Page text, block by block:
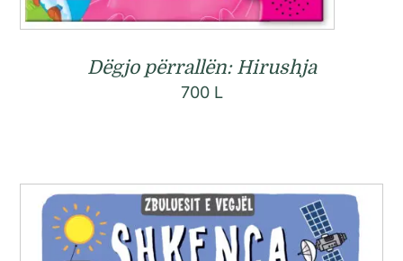
Dëgjo përrallën: Hirushja
700 L